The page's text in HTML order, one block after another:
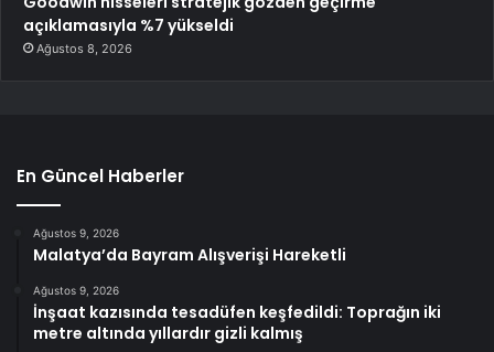
açıklamasıyla %7 yükseldi
Ağustos 8, 2026
En Güncel Haberler
Ağustos 9, 2026
Malatya’da Bayram Alışverişi Hareketli
Ağustos 9, 2026
İnşaat kazısında tesadüfen keşfedildi: Toprağın iki
metre altında yıllardır gizli kalmış